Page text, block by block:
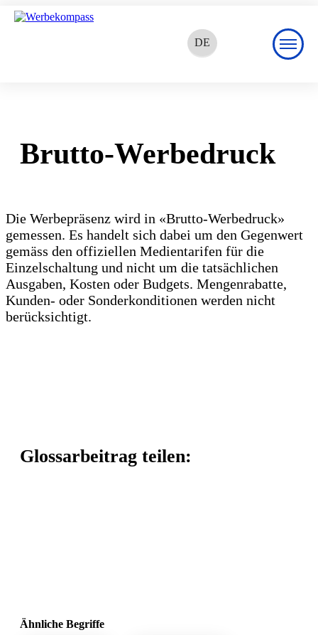
DE
Brutto-Werbedruck
Die Werbepräsenz wird in «Brutto-Werbedruck»
gemessen. Es handelt sich dabei um den Gegenwert
gemäss den offiziellen Medientarifen für die
Einzelschaltung und nicht um die tatsächlichen
Ausgaben, Kosten oder Budgets. Mengenrabatte,
Kunden- oder Sonderkonditionen werden nicht
berücksichtigt.
Glossarbeitrag teilen:
Ähnliche Begriffe